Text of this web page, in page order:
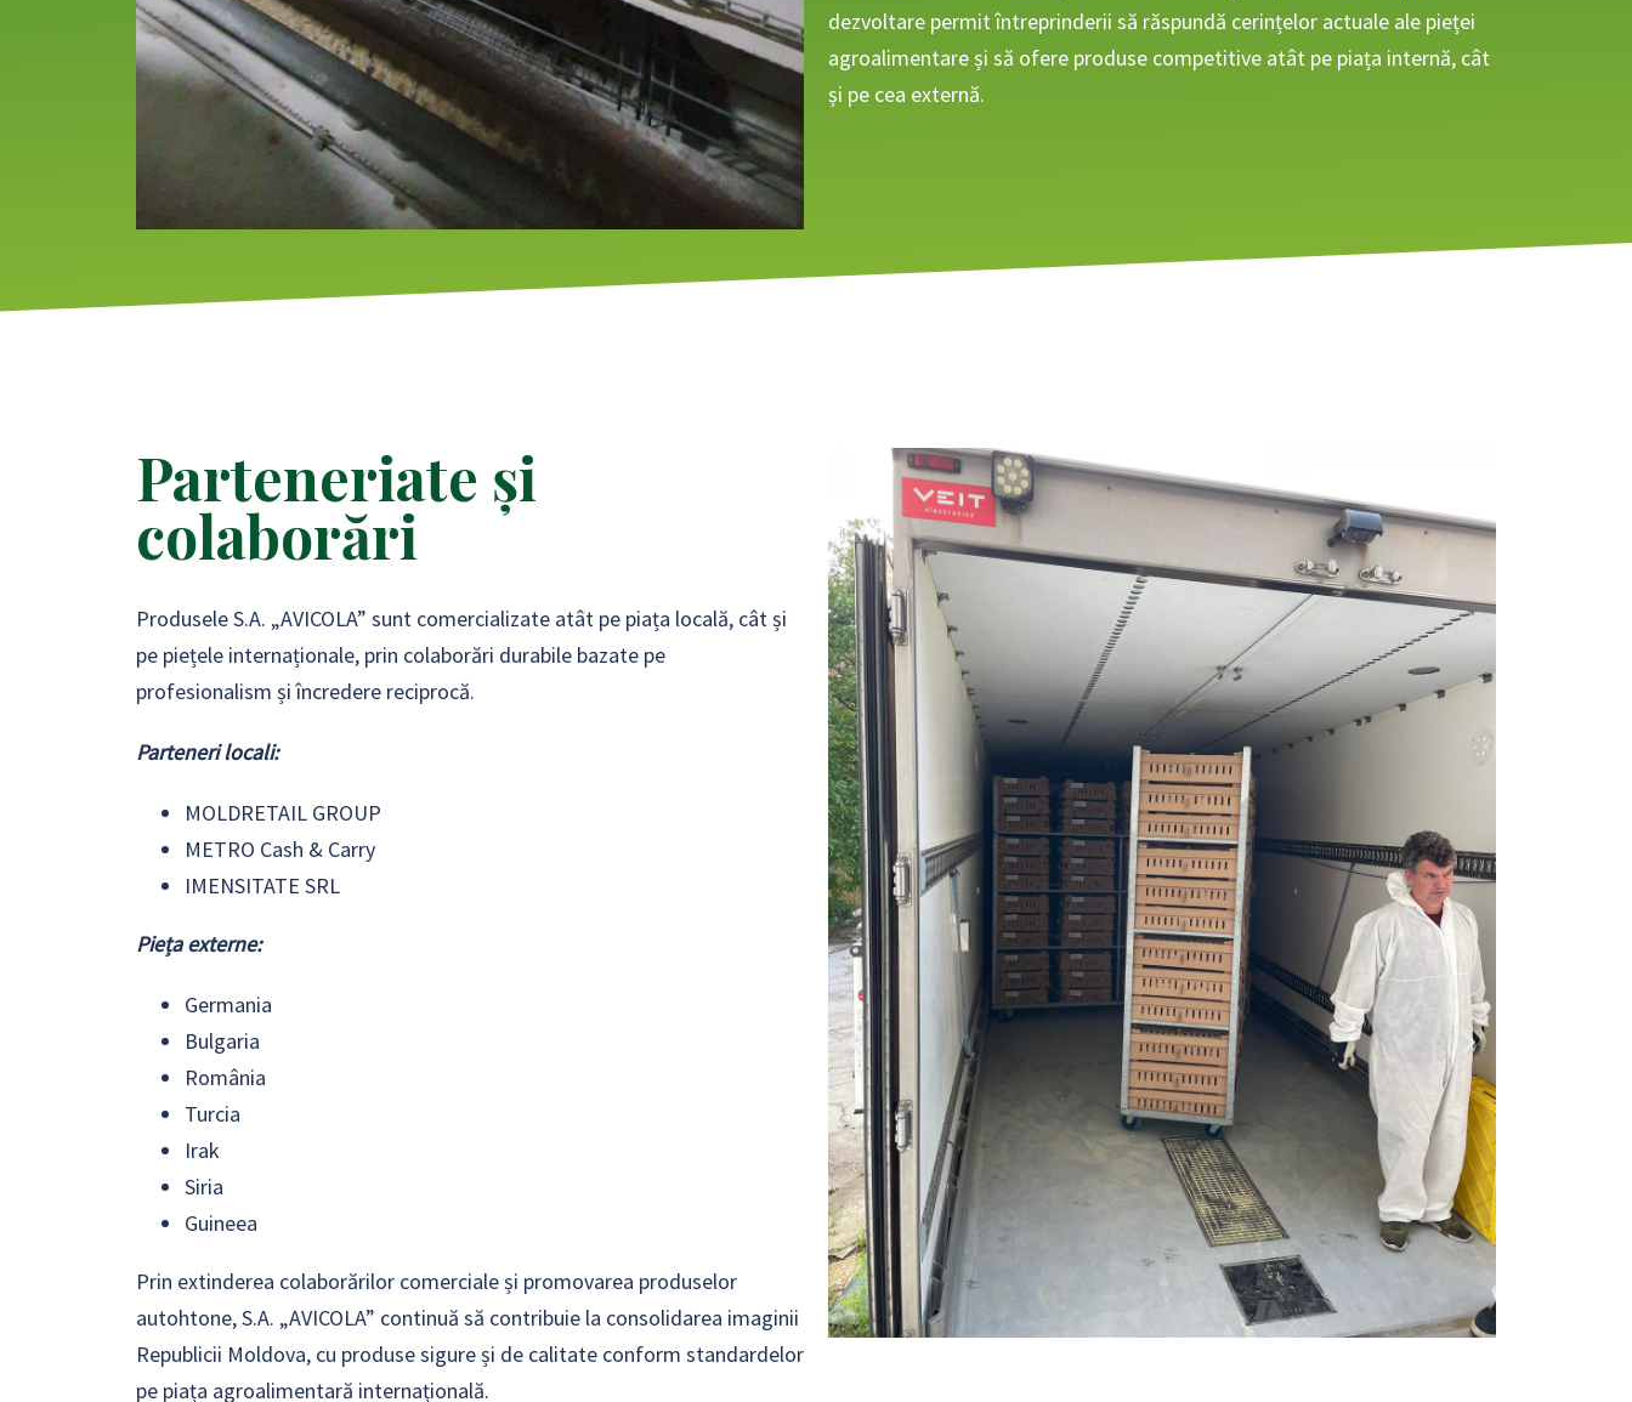
dezvoltare permit întreprinderii să răspundă cerințelor actuale ale pieței
agroalimentare și să ofere produse competitive atât pe piața internă, cât
și pe cea externă.
Parteneriate și
colaborări
Produsele S.A. „AVICOLA” sunt comercializate atât pe piața locală, cât și
pe piețele internaționale, prin colaborări durabile bazate pe
profesionalism și încredere reciprocă.
Parteneri locali:
MOLDRETAIL GROUP
METRO Cash & Carry
IMENSITATE SRL
Pieța externe:
Germania
Bulgaria
România
Turcia
Irak
Siria
Guineea
Prin extinderea colaborărilor comerciale și promovarea produselor
autohtone, S.A. „AVICOLA” continuă să contribuie la consolidarea imaginii
Republicii Moldova, cu produse sigure și de calitate conform standardelor
pe piața agroalimentară internațională.